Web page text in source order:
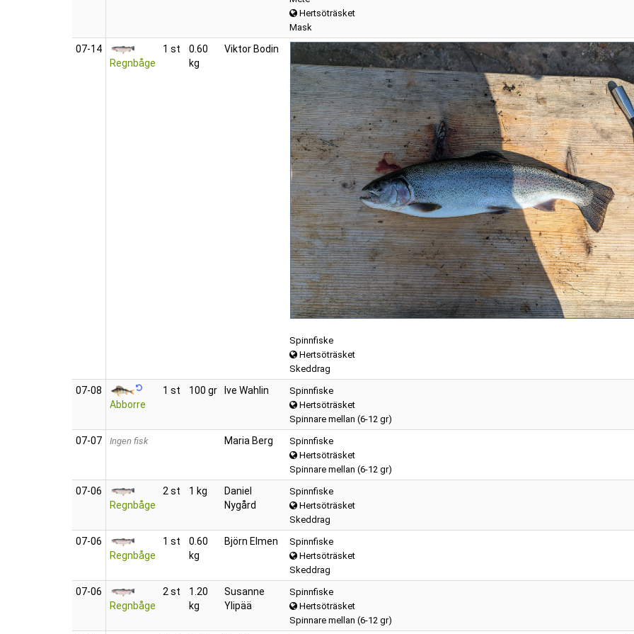
Hertsöträsket
Mask
07‑14
Regnbåge
1 st
0.60
kg
Viktor Bodin
Spinnfiske
Hertsöträsket
Skeddrag
07‑08
Abborre
1 st 100 gr Ive Wahlin
Spinnfiske
Hertsöträsket
Spinnare mellan (6-12 gr)
07‑07 Ingen fisk Maria Berg
Spinnfiske
Hertsöträsket
Spinnare mellan (6-12 gr)
07‑06
Regnbåge
2 st 1 kg
Daniel
Nygård
Spinnfiske
Hertsöträsket
Skeddrag
07‑06
Regnbåge
1 st
0.60
kg
Björn Elmen
Spinnfiske
Hertsöträsket
Skeddrag
07‑06
Regnbåge
2 st
1.20
kg
Susanne
Ylipää
Spinnfiske
Hertsöträsket
Spinnare mellan (6-12 gr)